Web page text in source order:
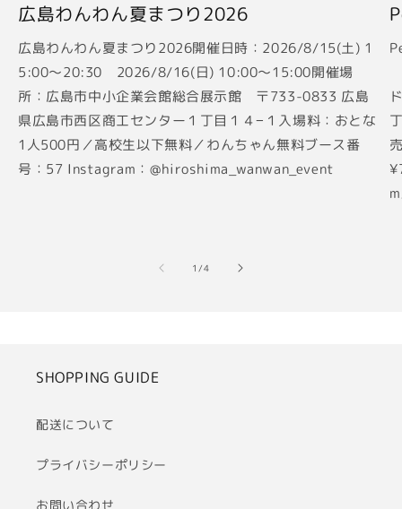
広島わんわん夏まつり2026
広島わんわん夏まつり2026開催日時：2026/8/15(土) 1
5:00〜20:30 2026/8/16(日) 10:00〜15:00開催場
所：広島市中小企業会館総合展示館 〒733-0833 広島
県広島市西区商工センター１丁目１４−１入場料：おとな
1人500円／高校生以下無料／わんちゃん無料ブース番
号：57 Instagram：@hiroshima_wanwan_event
1 /の
4
SHOPPING GUIDE
配送について
プライバシーポリシー
お問い合わせ